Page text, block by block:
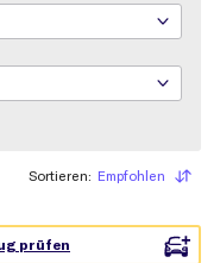
Empfohlen
Sortieren